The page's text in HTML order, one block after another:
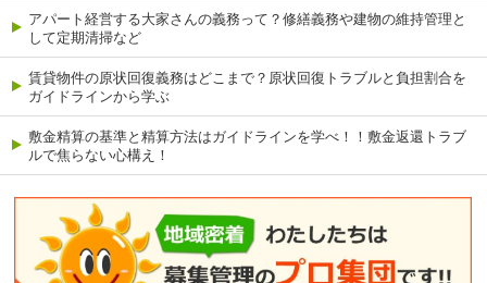
アパート経営する大家さんの義務って？修繕義務や建物の維持管理と
して定期清掃など
賃貸物件の原状回復義務はどこまで？原状回復トラブルと負担割合を
ガイドラインから学ぶ
敷金精算の基準と精算方法はガイドラインを学べ！！敷金返還トラブ
ルで焦らない心構え！